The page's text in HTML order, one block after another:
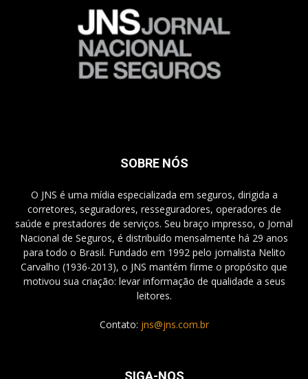
SOBRE NÓS
O JNS é uma mídia especializada em seguros, dirigida a
corretores, seguradores, resseguradores, operadores de
saúde e prestadores de serviços. Seu braço impresso, o Jornal
Nacional de Seguros, é distribuído mensalmente há 29 anos
para todo o Brasil. Fundado em 1992 pelo jornalista Nelito
Carvalho (1936-2013), o JNS mantém firme o propósito que
motivou sua criação: levar informação de qualidade a seus
leitores.
Contato: jns@jns.com.br
SIGA-NOS